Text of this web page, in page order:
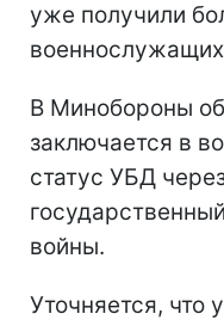
уже получили
В Минобороны
заключается в
статус УБД
войны.
Уточняется, что